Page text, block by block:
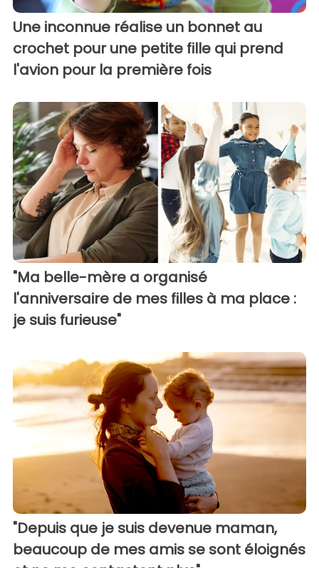
Une inconnue réalise un bonnet au
crochet pour une petite fille qui prend
l'avion pour la première fois
"Ma belle-mère a organisé
l'anniversaire de mes filles à ma place :
je suis furieuse"
"Depuis que je suis devenue maman,
beaucoup de mes amis se sont éloignés